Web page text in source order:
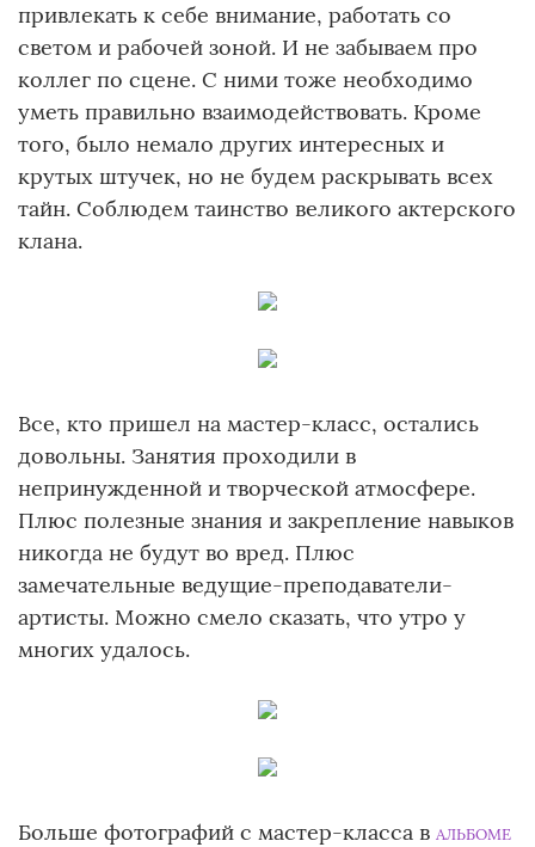
привлекать к себе внимание, работать со
светом и рабочей зоной. И не забываем про
коллег по сцене. С ними тоже необходимо
уметь правильно взаимодействовать. Кроме
того, было немало других интересных и
крутых штучек, но не будем раскрывать всех
тайн. Соблюдем таинство великого актерского
клана.
Все, кто пришел на мастер-класс, остались
довольны. Занятия проходили в
непринужденной и творческой атмосфере.
Плюс полезные знания и закрепление навыков
никогда не будут во вред. Плюс
замечательные ведущие-преподаватели-
артисты. Можно смело сказать, что утро у
многих удалось.
Больше фотографий с мастер-класса в АЛЬБОМЕ